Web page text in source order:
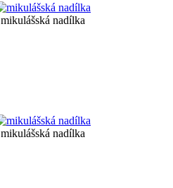
mikulášská nadílka
mikulášská nadílka